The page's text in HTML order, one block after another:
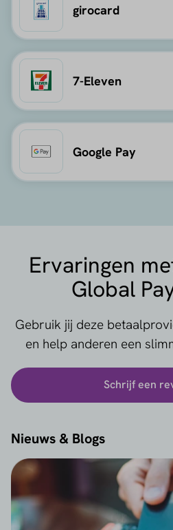
girocard
7-Eleven
Google Pay
Ervaringen
Global
Gebruik jij deze
en help anderen een
Schrijf een
Nieuws & Blogs